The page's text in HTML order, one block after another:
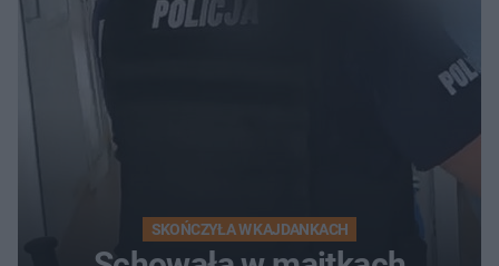
kierowca auta
SKOŃCZYŁA W KAJDANKACH